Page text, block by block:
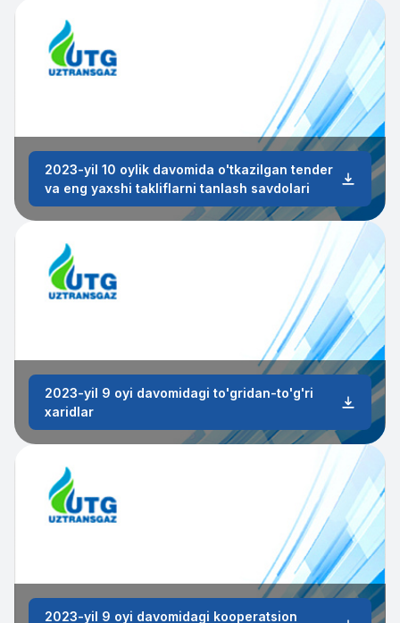
2023-yil 10 oylik davomida o'tkazilgan tender
va eng yaxshi takliflarni tanlash savdolari
2023-yil 9 oyi davomidagi to'gridan-to'g'ri
xaridlar
2023-yil 9 oyi davomidagi kooperatsion